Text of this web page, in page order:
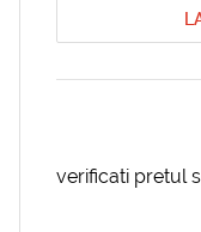
verificati pretul